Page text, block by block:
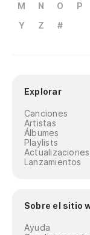
M
N O P
Y
Z #
Explorar
Canciones
Artistas
Álbumes
Playlists
Actualizaciones
Lanzamientos
Sobre el sitio
Ayuda